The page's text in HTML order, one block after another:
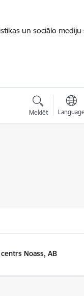
un sociālo mediju
Meklēt
Noass, AB